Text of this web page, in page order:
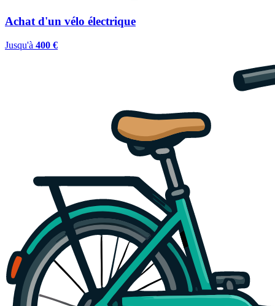
Achat d'un vélo électrique
Jusqu'à 400 €